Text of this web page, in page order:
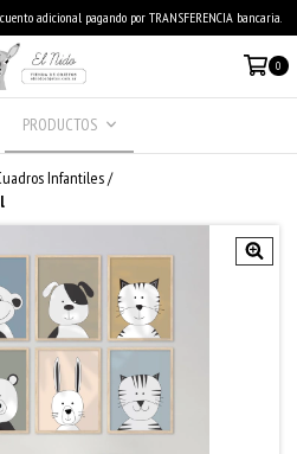
adicional pagando por TRANSFERENCIA bancaria.
0
PRODUCTOS
Infantiles/